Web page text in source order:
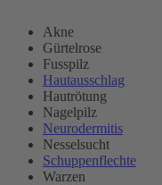
Akne
Gürtelrose
Fusspilz
Hautausschlag
Hautrötung
Nagelpilz
Neurodermitis
Nesselsucht
Schuppenflechte
Warzen